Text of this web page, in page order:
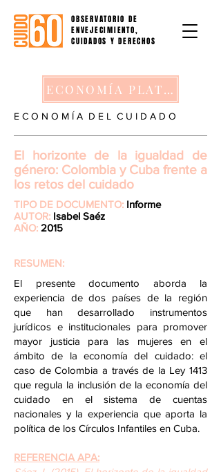
OBSERVATORIO DE
ENVEJECIMIENTO,
CUIDADOS Y DERECHOS
ECONOMÍA PLATEADA Y ECONOMÍA DEL CUIDADO
E C O N O M Í A D E L C U I D A D O
El horizonte de la igualdad de
género: Colombia y Cuba frente a
los retos del cuidado
TIPO DE DOCUMENTO: Informe
AUTOR: Isabel Saéz
AÑO: 2015
RESUMEN:
El presente documento aborda la
experiencia de dos países de la región
que han desarrollado instrumentos
jurídicos e institucionales para promover
mayor justicia para las mujeres en el
ámbito de la economía del cuidado: el
caso de Colombia a través de la Ley 1413
que regula la inclusión de la economía del
cuidado en el sistema de cuentas
nacionales y la experiencia que aporta la
política de los Círculos Infantiles en Cuba.
REFERENCIA APA: